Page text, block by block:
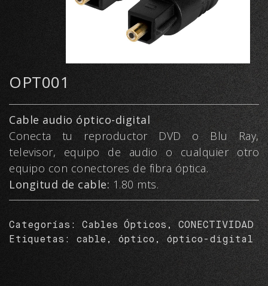
OPT001
Cable audio óptico-digital
Conecta tu reproductor DVD o Blu Ray,
televisor, equipo de audio o cualquier otro
equipo con conectores de fibra óptica.
Longitud de cable: 1.80 mts.
Categorías: Cables Ópticos , CONECTIVIDAD
Etiquetas: cable , óptico , óptico-digital